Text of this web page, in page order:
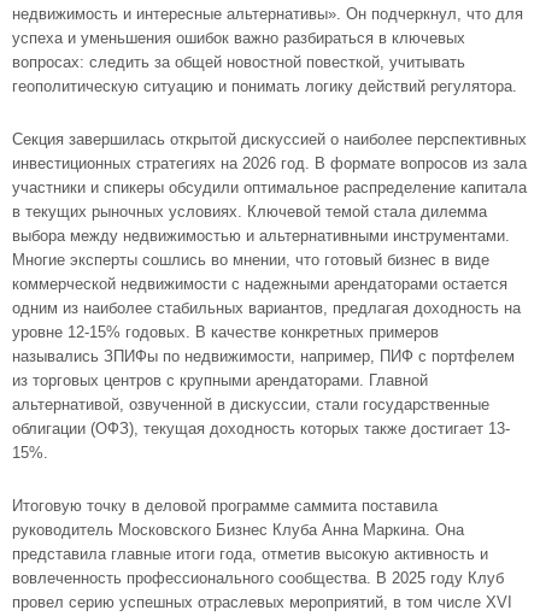
недвижимость и интересные альтернативы». Он подчеркнул, что для
успеха и уменьшения ошибок важно разбираться в ключевых
вопросах: следить за общей новостной повесткой, учитывать
геополитическую ситуацию и понимать логику действий регулятора.
Секция завершилась открытой дискуссией о наиболее перспективных
инвестиционных стратегиях на 2026 год. В формате вопросов из зала
участники и спикеры обсудили оптимальное распределение капитала
в текущих рыночных условиях. Ключевой темой стала дилемма
выбора между недвижимостью и альтернативными инструментами.
Многие эксперты сошлись во мнении, что готовый бизнес в виде
коммерческой недвижимости с надежными арендаторами остается
одним из наиболее стабильных вариантов, предлагая доходность на
уровне 12-15% годовых. В качестве конкретных примеров
назывались ЗПИФы по недвижимости, например, ПИФ с портфелем
из торговых центров с крупными арендаторами. Главной
альтернативой, озвученной в дискуссии, стали государственные
облигации (ОФЗ), текущая доходность которых также достигает 13-
15%.
Итоговую точку в деловой программе саммита поставила
руководитель Московского Бизнес Клуба Анна Маркина. Она
представила главные итоги года, отметив высокую активность и
вовлеченность профессионального сообщества. В 2025 году Клуб
провел серию успешных отраслевых мероприятий, в том числе XVI